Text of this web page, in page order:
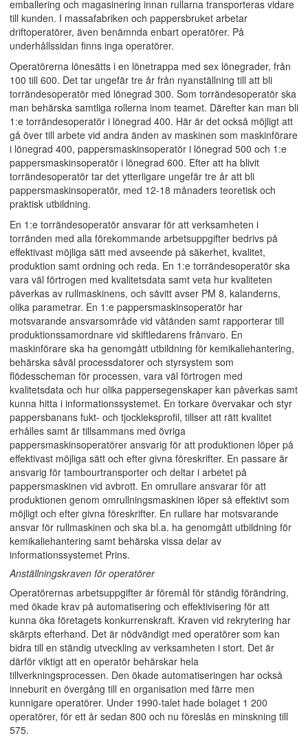
emballering och magasinering innan rullarna transporteras vidare
till kunden. I massafabriken och pappersbruket arbetar
driftoperatörer, även benämnda enbart operatörer. På
underhållssidan finns inga operatörer.
Operatörerna lönesätts i en lönetrappa med sex lönegrader, från
100 till 600. Det tar ungefär tre år från nyanställning till att bli
torrändesoperatör med lönegrad 300. Som torrändesoperatör ska
man behärska samtliga rollerna inom teamet. Därefter kan man bli
1:e torrändesoperatör i lönegrad 400. Här är det också möjligt att
gå över till arbete vid andra änden av maskinen som maskinförare
i lönegrad 400, pappersmaskinsoperatör i lönegrad 500 och 1:e
pappersmaskinsoperatör i lönegrad 600. Efter att ha blivit
torrändesoperatör tar det ytterligare ungefär tre år att bli
pappersmaskinsoperatör, med 12-18 månaders teoretisk och
praktisk utbildning.
En 1:e torrändesoperatör ansvarar för att verksamheten i
torränden med alla förekommande arbetsuppgifter bedrivs på
effektivast möjliga sätt med avseende på säkerhet, kvalitet,
produktion samt ordning och reda. En 1:e torrändesoperatör ska
vara väl förtrogen med kvalitetsdata samt veta hur kvaliteten
påverkas av rullmaskinens, och såvitt avser PM 8, kalanderns,
olika parametrar. En 1:e pappersmaskinsoperatör har
motsvarande ansvarsområde vid våtänden samt rapporterar till
produktionssamordnare vid skiftledarens frånvaro. En
maskinförare ska ha genomgått utbildning för kemikaliehantering,
behärska såväl processdatorer och styrsystem som
flödesscheman för processen, vara väl förtrogen med
kvalitetsdata och hur olika pappersegenskaper kan påverkas samt
kunna hitta i informationssystemet. En torkare övervakar och styr
pappersbanans fukt- och tjockleksprofil, tillser att rätt kvalitet
erhålles samt är tillsammans med övriga
pappersmaskinsoperatörer ansvarig för att produktionen löper på
effektivast möjliga sätt och efter givna föreskrifter. En passare är
ansvarig för tambourtransporter och deltar i arbetet på
pappersmaskinen vid avbrott. En omrullare ansvarar för att
produktionen genom omrullningsmaskinen löper så effektivt som
möjligt och efter givna föreskrifter. En rullare har motsvarande
ansvar för rullmaskinen och ska bl.a. ha genomgått utbildning för
kemikaliehantering samt behärska vissa delar av
informationssystemet Prins.
Anställningskraven för operatörer
Operatörernas arbetsuppgifter är föremål för ständig förändring,
med ökade krav på automatisering och effektivisering för att
kunna öka företagets konkurrenskraft. Kraven vid rekrytering har
skärpts efterhand. Det är nödvändigt med operatörer som kan
bidra till en ständig utveckling av verksamheten i stort. Det är
därför viktigt att en operatör behärskar hela
tillverkningsprocessen. Den ökade automatiseringen har också
inneburit en övergång till en organisation med färre men
kunnigare operatörer. Under 1990-talet hade bolaget 1 200
operatörer, för ett år sedan 800 och nu föreslås en minskning till
575.